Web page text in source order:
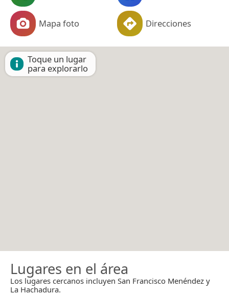
Mapa foto Direcciones
Toque un lugar
para explorarlo
Lugares en el área
Los lugares cercanos incluyen San Francisco Menéndez y
La Hachadura.